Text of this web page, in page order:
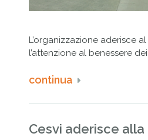
L’organizzazione aderisce
l’attenzione al benessere
continua
Cesvi aderisce